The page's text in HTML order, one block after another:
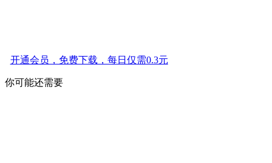
开通会员，免费下载，每日仅需0.3元
你可能还需要